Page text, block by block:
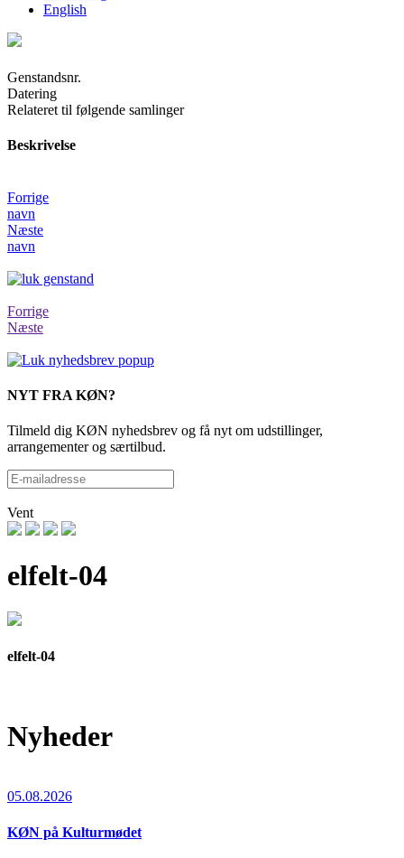
English
Genstandsnr.
Datering
Relateret til følgende samlinger
Beskrivelse
Forrige
navn
Næste
navn
Forrige
Næste
NYT FRA KØN?
Tilmeld dig KØN nyhedsbrev og få nyt om udstillinger,
arrangementer og særtilbud.
Vent
elfelt-04
elfelt-04
Nyheder
05.08.2026
KØN på Kulturmødet